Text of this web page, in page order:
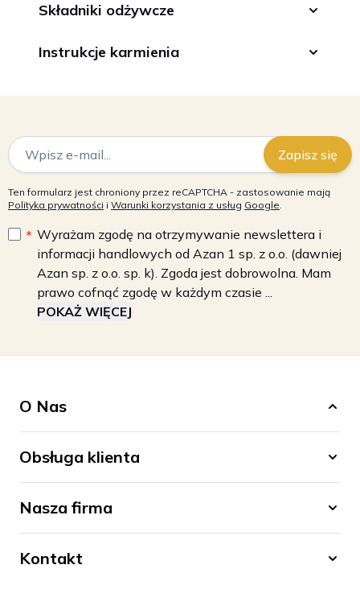
Składniki odżywcze
Instrukcje karmienia
Adres e-mail
Zapisz się
Ten formularz jest chroniony przez reCAPTCHA - zastosowanie mają
Polityka prywatności i Warunki korzystania z usług Google.
Wyrażam zgodę na otrzymywanie newslettera i
informacji handlowych od Azan 1 sp. z o.o. (dawniej
Azan sp. z o.o. sp. k). Zgoda jest dobrowolna. Mam
prawo cofnąć zgodę w każdym czasie ...
POKAŻ WIĘCEJ
O Nas
Obsługa klienta
Nasza firma
Kontakt